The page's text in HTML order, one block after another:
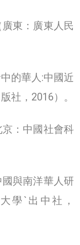
東：廣東人民
的華人:中國近
社，2016）。
：中國社會科
與南洋華人研
學`出中社，